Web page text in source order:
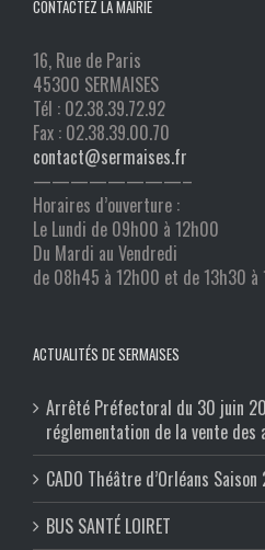
CONTACTEZ LA MAIRIE
16, Rue de Paris
45300 SERMAISES
Tél : 02.38.39.72.92
Fax : 02.38.39.00.70
contact@sermaises.fr
————————–
Horaires d’ouverture :
Le Lundi de 09h00 à 12h00
Du Mardi au Vendredi
de 08h45 à 12h00 et de 13h30 à
ACTUALITÉS DE SERMAISES
Arrêté Préfectoral du 30 juin
réglementation de la vente
CADO Théâtre d’Orléans
BUS SANTÉ LOIRET